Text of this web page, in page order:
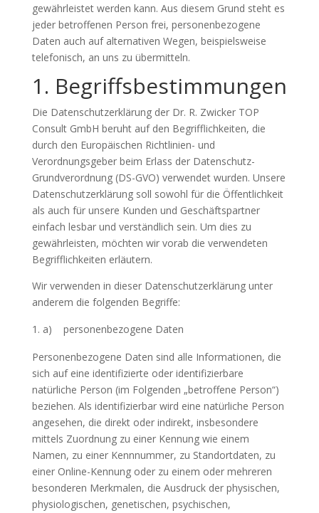
gewährleistet werden kann. Aus diesem Grund steht es
jeder betroffenen Person frei, personenbezogene
Daten auch auf alternativen Wegen, beispielsweise
telefonisch, an uns zu übermitteln.
1. Begriffsbestimmungen
Die Datenschutzerklärung der Dr. R. Zwicker TOP
Consult GmbH beruht auf den Begrifflichkeiten, die
durch den Europäischen Richtlinien- und
Verordnungsgeber beim Erlass der Datenschutz-
Grundverordnung (DS-GVO) verwendet wurden. Unsere
Datenschutzerklärung soll sowohl für die Öffentlichkeit
als auch für unsere Kunden und Geschäftspartner
einfach lesbar und verständlich sein. Um dies zu
gewährleisten, möchten wir vorab die verwendeten
Begrifflichkeiten erläutern.
Wir verwenden in dieser Datenschutzerklärung unter
anderem die folgenden Begriffe:
a) personenbezogene Daten
Personenbezogene Daten sind alle Informationen, die
sich auf eine identifizierte oder identifizierbare
natürliche Person (im Folgenden „betroffene Person“)
beziehen. Als identifizierbar wird eine natürliche Person
angesehen, die direkt oder indirekt, insbesondere
mittels Zuordnung zu einer Kennung wie einem
Namen, zu einer Kennnummer, zu Standortdaten, zu
einer Online-Kennung oder zu einem oder mehreren
besonderen Merkmalen, die Ausdruck der physischen,
physiologischen, genetischen, psychischen,